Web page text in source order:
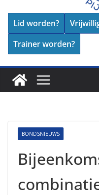
Lid worden?
Trainer worden?
BONDSNIEUWS